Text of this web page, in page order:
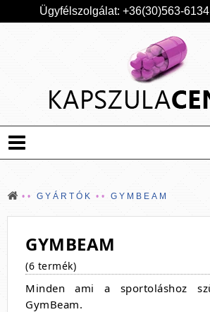
Ügyfélszolgálat: +36(30)563-
GYÁRTÓK GYMBEAM
GYMBEAM
(6 termék)
Minden ami a sportoláshoz
GymBeam.